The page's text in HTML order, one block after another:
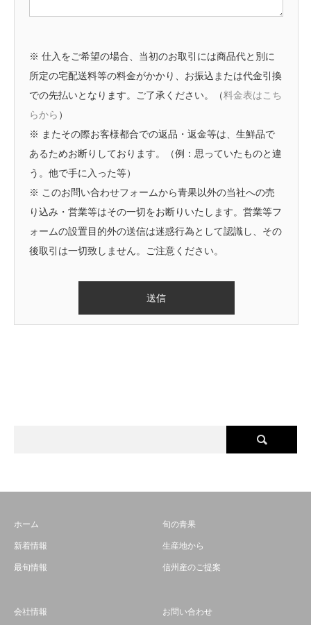
※ 仕入をご希望の場合、当初のお取引には商品代と別に
所定の宅配送料等の料金がかかり、お振込または代金引換
での先払いとなります。ご了承ください。（料金表はこち
らから ）
※ またその際お客様都合での返品・返金等は、生鮮品で
あるためお断りしております。（例：思っていたものと違
う。他で手に入った等）
※ このお問い合わせフォームから青果以外の当社への売
り込み・営業等はその一切をお断りいたします。営業等フ
ォームの設置目的外の送信は迷惑行為として認識し、その
後取引は一切致しません。ご注意ください。
ホーム
新着情報
最旬情報
旬の青果
生産地から
信州産のご提案
会社情報 お問い合わせ